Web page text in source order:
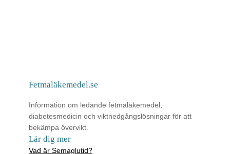
Fetmaläkemedel.se
Information om ledande fetmaläkemedel,
diabetesmedicin och viktnedgångslösningar för att
bekämpa övervikt.
Lär dig mer
Vad är Semaglutid?